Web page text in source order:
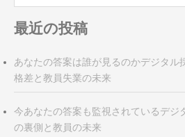
ョ
ン
最近の投稿
あなたの答案は誰が見るのかデジタル
格差と教員失業の未来
今あなたの答案も監視されているデジ
の裏側と教員の未来